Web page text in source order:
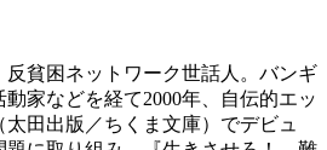
反貧困ネットワーク世話人。バンギ
家などを経て2000年、自伝的エッ
田出版／ちくま文庫）でデビュ